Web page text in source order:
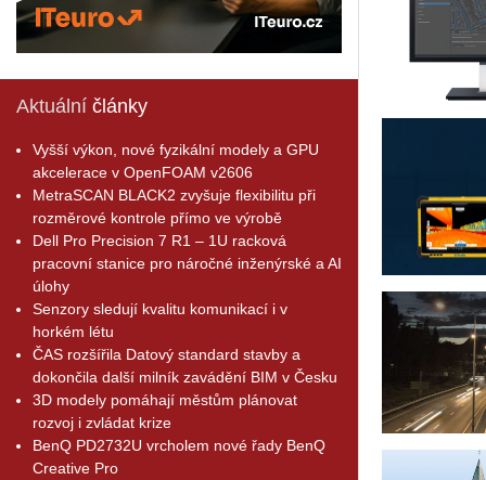
Aktuální články
Vyšší výkon, nové fyzikální modely a GPU
akcelerace v OpenFOAM v2606
MetraSCAN BLACK2 zvyšuje flexibilitu při
rozměrové kontrole přímo ve výrobě
Dell Pro Precision 7 R1 – 1U racková
pracovní stanice pro náročné inženýrské a AI
úlohy
Senzory sledují kvalitu komunikací i v
horkém létu
ČAS rozšířila Datový standard stavby a
dokončila další milník zavádění BIM v Česku
3D modely pomáhají městům plánovat
rozvoj i zvládat krize
BenQ PD2732U vrcholem nové řady BenQ
Creative Pro